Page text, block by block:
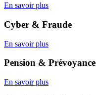
En savoir plus
Cyber & Fraude
En savoir plus
Pension & Prévoyance
En savoir plus